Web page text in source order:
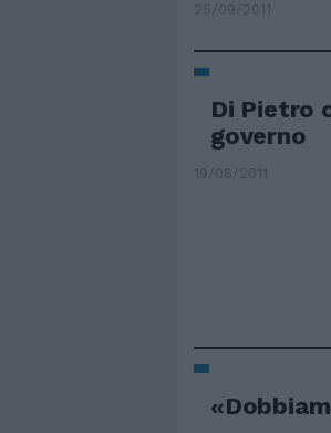
25/09/2011
Di Pietro
governo
19/06/2011